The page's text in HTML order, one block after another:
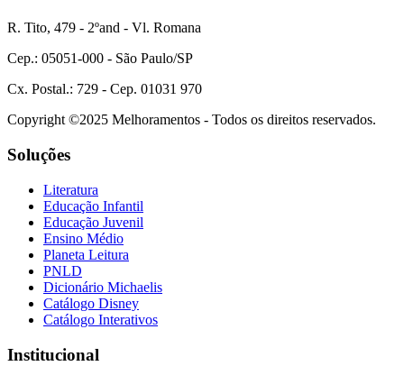
R. Tito, 479 - 2ºand - Vl. Romana
Cep.: 05051-000 - São Paulo/SP
Cx. Postal.: 729 - Cep. 01031 970
Copyright ©2025 Melhoramentos - Todos os direitos reservados.
Soluções
Literatura
Educação Infantil
Educação Juvenil
Ensino Médio
Planeta Leitura
PNLD
Dicionário Michaelis
Catálogo Disney
Catálogo Interativos
Institucional